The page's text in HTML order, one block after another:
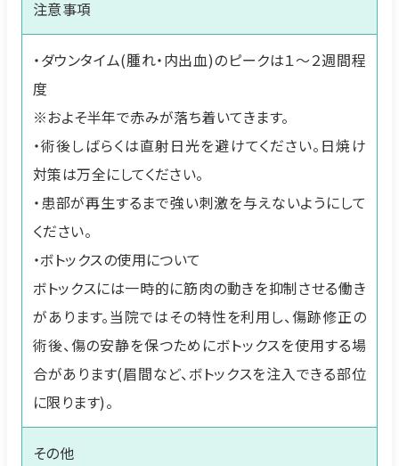
注意事項
・ダウンタイム(腫れ・内出血)のピークは１〜２週間程
度
※およそ半年で赤みが落ち着いてきます。
・術後しばらくは直射日光を避けてください。日焼け
対策は万全にしてください。
・患部が再生するまで強い刺激を与えないようにして
ください。
・ボトックスの使用について
ボトックスには一時的に筋肉の動きを抑制させる働き
があります。当院ではその特性を利用し、傷跡修正の
術後、傷の安静を保つためにボトックスを使用する場
合があります(眉間など、ボトックスを注入できる部位
に限ります)。
その他